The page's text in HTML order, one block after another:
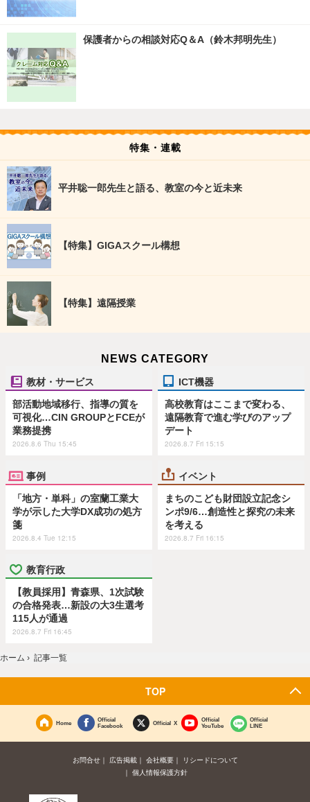
保護者からの相談対応Q＆A（鈴木邦明先生）
特集・連載
平井聡一郎先生と語る、教室の今と近未来
【特集】GIGAスクール構想
【特集】遠隔授業
NEWS CATEGORY
教材・サービス
部活動地域移行、指導の質を
可視化…CIN GROUPとFCEが
業務提携
2026.8.6 Thu 15:45
ICT機器
高校教育はここまで変わる、
遠隔教育で進む学びのアップ
デート
2026.8.7 Fri 15:15
事例
「地方・単科」の室蘭工業大
学が示した大学DX成功の処方
箋
2026.8.4 Tue 12:15
イベント
まちのこども財団設立記念シ
ンポ9/6…創造性と探究の未来
を考える
2026.8.7 Fri 16:15
教育行政
【教員採用】青森県、1次試験
の合格発表…新設の大3生選考
115人が通過
2026.8.7 Fri 16:45
ホーム › 記事一覧
TOP
Home
Official
Facebook
Official X
Official
YouTube
Official
LINE
お問合せ 広告掲載 会社概要
リシードについて
個人情報保護方針